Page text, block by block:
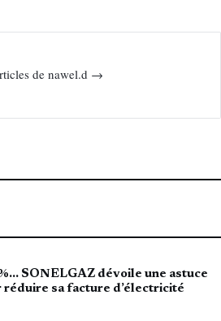
de nawel.d →
SONELGAZ dévoile une astuce
réduire sa facture d’électricité